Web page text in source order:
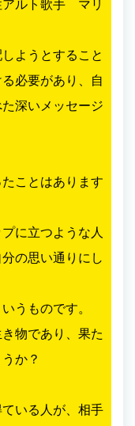
アルト歌手 マリ
ようとすること
必要があり、自
深いメッセージ
ことはあります
に立つような人
の思い通りにし
うものです。
物であり、果た
か？
いる人が、相手